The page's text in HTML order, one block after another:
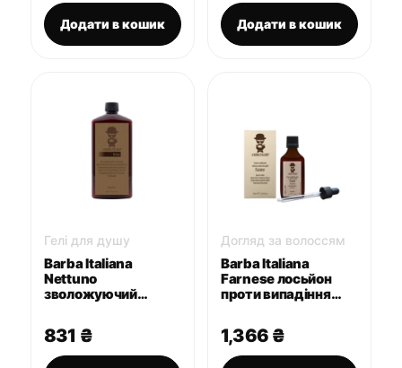
Додати в кошик Додати в кошик
Гелі для душу
Barba Italiana
Nettuno
зволожуючий
831 ₴
Догляд за волоссям
Barba Italiana
Farnese лосьйон
проти випадіння
1,366 ₴